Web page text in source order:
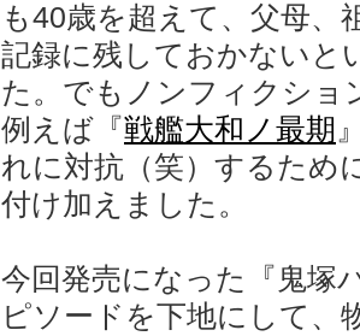
も40歳を超えて、父母
記録に残しておかないと
た。でもノンフィクショ
例えば『戦艦大和ノ最期
れに対抗（笑）するため
付け加えました。
今回発売になった『鬼塚
ピソードを下地にして、